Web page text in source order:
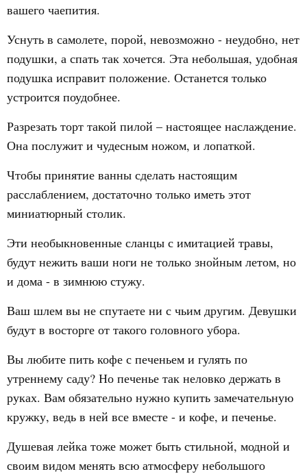
вашего чаепития.
Уснуть в самолете, порой, невозможно - неудобно, нет
подушки, а спать так хочется. Эта небольшая, удобная
подушка исправит положение. Останется только
устроится поудобнее.
Разрезать торт такой пилой – настоящее наслаждение.
Она послужит и чудесным ножом, и лопаткой.
Чтобы принятие ванны сделать настоящим
расслаблением, достаточно только иметь этот
миниатюрный столик.
Эти необыкновенные сланцы с имитацией травы,
будут нежить ваши ноги не только знойным летом, но
и дома - в зимнюю стужу.
Ваш шлем вы не спутаете ни с чьим другим. Девушки
будут в восторге от такого головного убора.
Вы любите пить кофе с печеньем и гулять по
утреннему саду? Но печенье так неловко держать в
руках. Вам обязательно нужно купить замечательную
кружку, ведь в ней все вместе - и кофе, и печенье.
Душевая лейка тоже может быть стильной, модной и
своим видом менять всю атмосферу небольшого